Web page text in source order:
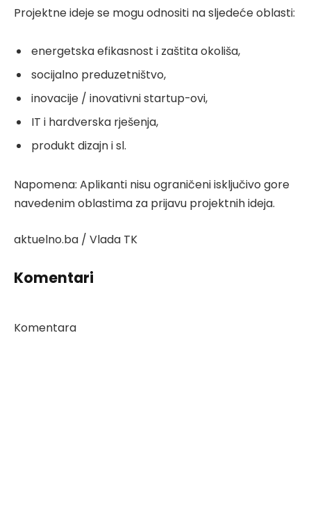
Projektne ideje se mogu odnositi na sljedeće oblasti:
energetska efikasnost i zaštita okoliša,
socijalno preduzetništvo,
inovacije / inovativni startup-ovi,
IT i hardverska rješenja,
produkt dizajn i sl.
Napomena: Aplikanti nisu ograničeni isključivo gore
navedenim oblastima za prijavu projektnih ideja.
aktuelno.ba / Vlada TK
Komentari
Komentara